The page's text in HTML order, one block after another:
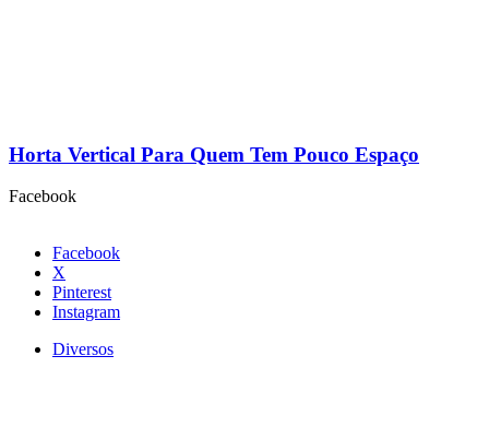
Horta Vertical Para Quem Tem Pouco Espaço
Facebook
Facebook
X
Pinterest
Instagram
Diversos